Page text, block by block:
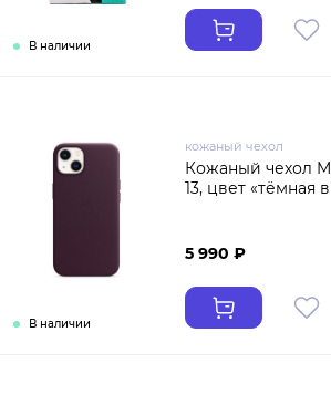
В наличии
В наличии
кожаный чехол
Кожаный чехол
13, цвет «тёмная
5 990 ₽